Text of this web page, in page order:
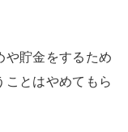
や貯金をするため
ことはやめてもら